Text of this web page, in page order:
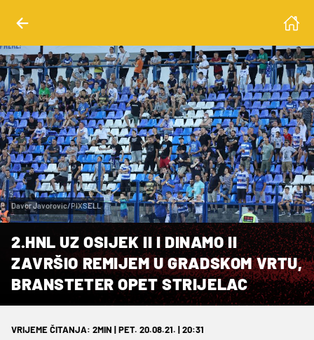
Davor Javorovic/PIXSELL
2.HNL UZ OSIJEK II I DINAMO II
ZAVRŠIO REMIJEM U GRADSKOM VRTU,
BRANSTETER OPET STRIJELAC
VRIJEME ČITANJA: 2MIN | PET. 20.08.21. | 20:31